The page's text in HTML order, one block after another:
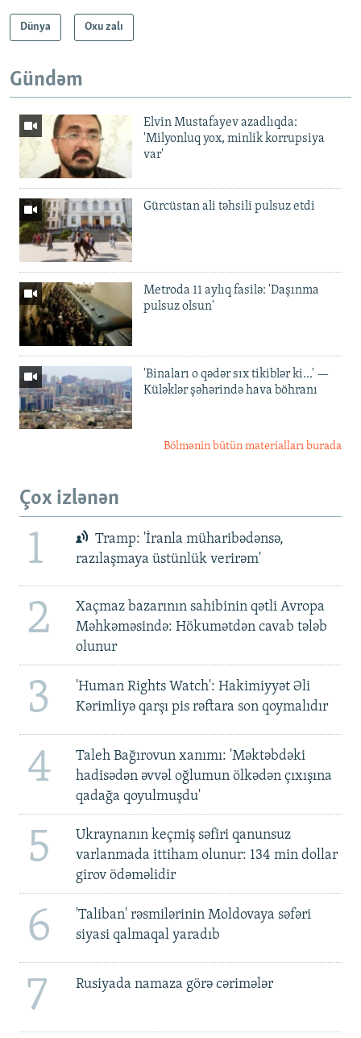
Dünya Oxu zalı
Gündəm
Elvin Mustafayev azadlıqda:
'Milyonluq yox, minlik korrupsiya
var'
Gürcüstan ali təhsili pulsuz etdi
Metroda 11 aylıq fasilə: 'Daşınma
pulsuz olsun'
'Binaları o qədər sıx tikiblər ki...' —
Küləklər şəhərində hava böhranı
Bölmənin bütün materialları burada
Çox izlənən
1
Tramp: 'İranla müharibədənsə,
razılaşmaya üstünlük verirəm'
2
Xaçmaz bazarının sahibinin qətli Avropa
Məhkəməsində: Hökumətdən cavab tələb
olunur
3
'Human Rights Watch': Hakimiyyət Əli
Kərimliyə qarşı pis rəftara son qoymalıdır
4
Taleh Bağırovun xanımı: 'Məktəbdəki
hadisədən əvvəl oğlumun ölkədən çıxışına
qadağa qoyulmuşdu'
5
Ukraynanın keçmiş səfiri qanunsuz
varlanmada ittiham olunur: 134 min dollar
girov ödəməlidir
6
'Taliban' rəsmilərinin Moldovaya səfəri
siyasi qalmaqal yaradıb
7 Rusiyada namaza görə cərimələr